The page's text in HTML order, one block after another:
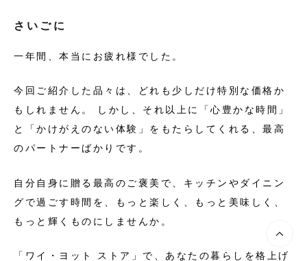
さいごに
一年間、本当にお疲れ様でした。
今回ご紹介した品々は、どれも少しだけ特別な価格か
もしれません。 しかし、それ以上に「心豊かな時間」
と「かけがえのない体験」をもたらしてくれる、最高
のパートナーばかりです。
自分自身に贈る最高のご褒美で、キッチンやダイニン
グで過ごす時間を、もっと楽しく、もっと美味しく、
もっと輝くものにしませんか。
「ワイ・ヨット ストア」で、あなたの暮らしを格上げ